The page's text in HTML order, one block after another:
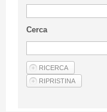
Privacy Policy
Articoli
Cerca